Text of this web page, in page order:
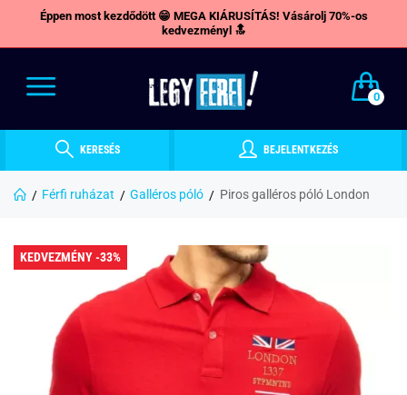
Éppen most kezdődött 😁 MEGA KIÁRUSÍTÁS! Vásárolj 70%-os
kedvezményl 🔝
0
KERESÉS BEJELENTKEZÉS
Férfi ruházat Galléros póló Piros galléros póló London
KEDVEZMÉNY -33%